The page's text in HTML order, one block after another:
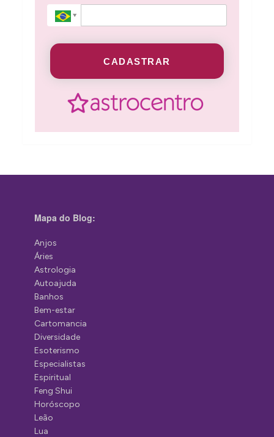
CADASTRAR
Mapa do Blog:
Anjos
Áries
Astrologia
Autoajuda
Banhos
Bem-estar
Cartomancia
Diversidade
Esoterismo
Especialistas
Espiritual
Feng Shui
Horóscopo
Leão
Lua